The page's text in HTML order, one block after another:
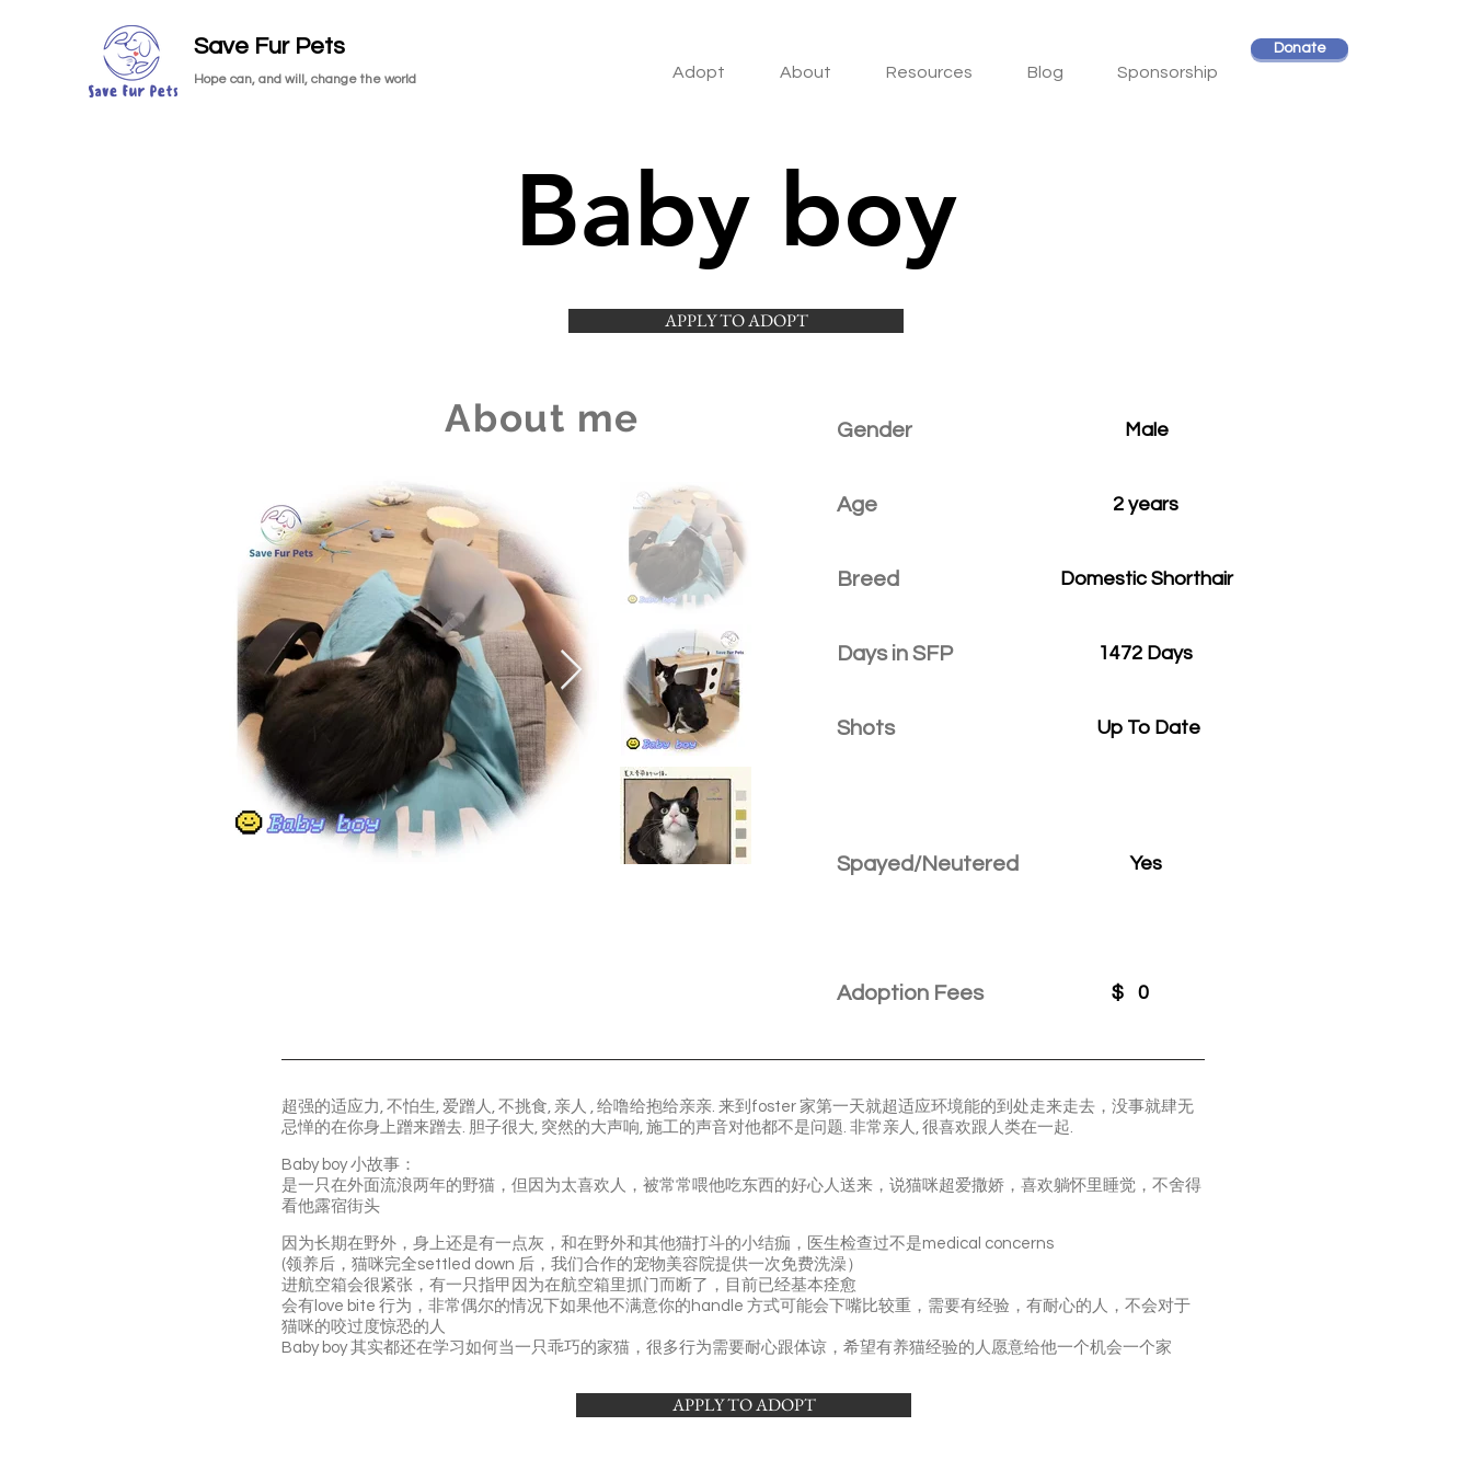
Save Fur Pets
Hope can, and will, change the world Adopt About Resources Blog Sponsorship
Donate
Baby boy
APPLY TO ADOPT
About me Gender
Age
Breed
Days in SFP
Shots
Male
2 years
Domestic Shorthair
1472 Days
Up To Date
Spayed/Neutered Yes
Adoption Fees $ 0
超强的适应力, 不怕生, 爱蹭人, 不挑食, 亲人 , 给噜给抱给亲亲. 来到foster 家第一天就超适应环境能的到处走来走去，没事就肆无
忌惮的在你身上蹭来蹭去. 胆子很大, 突然的大声响, 施工的声音对他都不是问题. 非常亲人, 很喜欢跟人类在一起.
Baby boy 小故事：
是一只在外面流浪两年的野猫，但因为太喜欢人，被常常喂他吃东西的好心人送来，说猫咪超爱撒娇，喜欢躺怀里睡觉，不舍得
看他露宿街头
️因为长期在野外，身上还是有一点灰，和在野外和其他猫打斗的小结痂，医生检查过不是medical concerns
(领养后，猫咪完全settled down 后，我们合作的宠物美容院提供一次免费洗澡）
️进航空箱会很紧张，有一只指甲因为在航空箱里抓门而断了，目前已经基本痊愈
️会有love bite 行为，非常偶尔的情况下如果他不满意你的handle 方式可能会下嘴比较重，需要有经验，有耐心的人，不会对于
猫咪的咬过度惊恐的人
️Baby boy 其实都还在学习如何当一只乖巧的家猫，很多行为需要耐心跟体谅，希望有养猫经验的人愿意给他一个机会一个家
APPLY TO ADOPT